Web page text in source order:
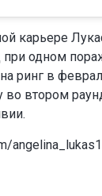
карьере
одном
ринг в
втором